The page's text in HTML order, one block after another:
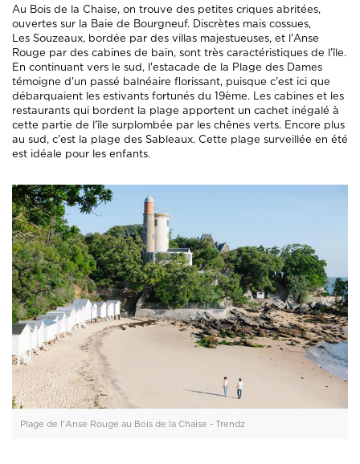
Au Bois de la Chaise, on trouve des petites criques abritées,
ouvertes sur la Baie de Bourgneuf. Discrètes mais cossues,
Les Souzeaux, bordée par des villas majestueuses, et l'Anse
Rouge par des cabines de bain, sont très caractéristiques de l'île.
En continuant vers le sud, l'estacade de la Plage des Dames
témoigne d'un passé balnéaire florissant, puisque c'est ici que
débarquaient les estivants fortunés du 19ème. Les cabines et les
restaurants qui bordent la plage apportent un cachet inégalé à
cette partie de l'île surplombée par les chênes verts. Encore plus
au sud, c'est la plage des Sableaux. Cette plage surveillée en été
est idéale pour les enfants.
Plage de l'Anse Rouge au Bois de la Chaise - Trendz